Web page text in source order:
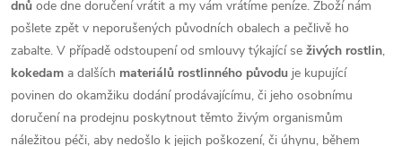
dnů ode dne doručení vrátit a my vám vrátíme peníze. Zboží nám
pošlete zpět v neporušených původních obalech a pečlivě ho
zabalte. V případě odstoupení od smlouvy týkající se živých rostlin,
kokedam a dalších materiálů rostlinného původu je kupující
povinen do okamžiku dodání prodávajícímu, či jeho osobnímu
doručení na prodejnu poskytnout těmto živým organismům
náležitou péči, aby nedošlo k jejich poškození, či úhynu, během